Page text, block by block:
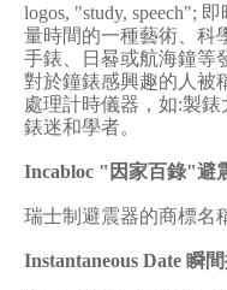
logos, "study, speech"; 即
量時間的一種藝術、科
手錶、日晷或航海鐘等
對於鐘錶感興趣的人被
處理計時儀器，如:製錶
錶迷和學者。
Incabloc " 因家百錄"避
瑞士制避震器的商標名
Instantaneous Date 瞬